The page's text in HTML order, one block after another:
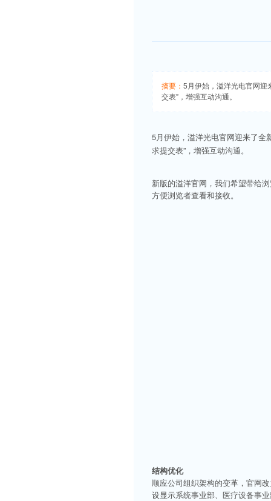
摘要： 5月伊始，溢洋光电官网迎
交表”，增强互动沟通。
5月伊始，溢洋光电官网迎来了全
求提交表”，增强互动沟通。
新版的溢洋官网，我们希望带给
方便浏览者查看和接收。
结构优化
顺应公司组织架构的变革，官网
设显示系统事业部、医疗设备事